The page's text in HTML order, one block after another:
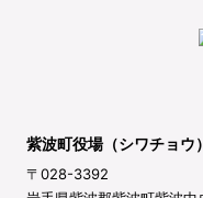
紫波町役場（シワチョウ）
〒028-3392